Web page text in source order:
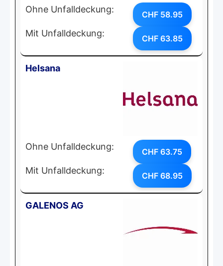
Ohne Unfalldeckung: CHF 58.95
Mit Unfalldeckung: CHF 63.85
Helsana
Ohne Unfalldeckung: CHF 63.75
Mit Unfalldeckung: CHF 68.95
GALENOS AG